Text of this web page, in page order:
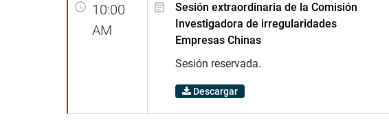
10:00
AM
Sesión extraordinaria de la Comisión
Investigadora de irregularidades
Empresas Chinas
Sesión reservada.
Descargar